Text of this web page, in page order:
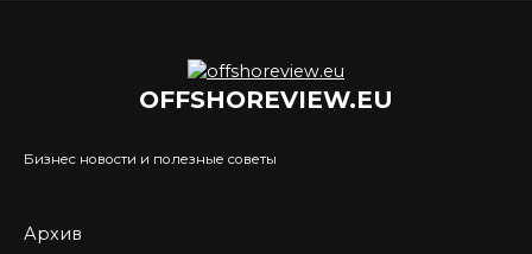
OFFSHOREVIEW.EU
Бизнес новости и полезные советы
Архив